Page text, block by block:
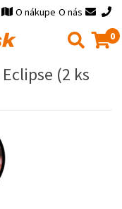
O nákupe O nás
0
(2 ks